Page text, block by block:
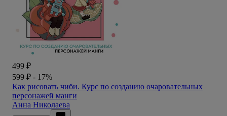
499 ₽
599 ₽ - 17%
Как рисовать чиби. Курс по созданию очаровательных
персонажей манги
Анна Николаева